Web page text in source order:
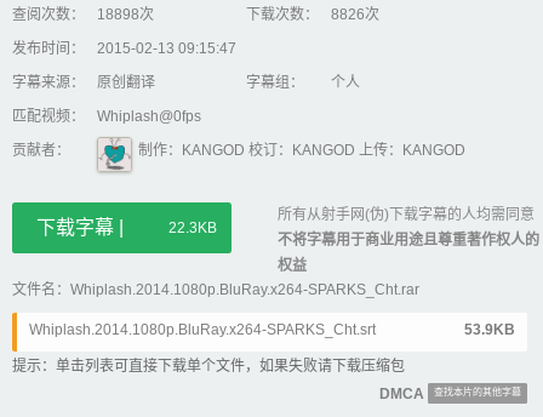
查阅次数：
18898次 下载次数：
8826次
发布时间：
2015-02-13 09:15:47
字幕来源：
原创翻译 字幕组：
个人
匹配视频：
Whiplash@0fps
贡献者：
制作：KANGOD 校订：KANGOD 上传：KANGOD
下载字幕 | 22.3KB
所有从射手网(伪)下载字幕的人均需同意
不将字幕用于商业用途且尊重著作权人的
权益
文件名：Whiplash.2014.1080p.BluRay.x264-SPARKS_Cht.rar
Whiplash.2014.1080p.BluRay.x264-SPARKS_Cht.srt 53.9KB
提示：单击列表可直接下载单个文件，如果失败请下载压缩包
DMCA
查找本片的其他字幕